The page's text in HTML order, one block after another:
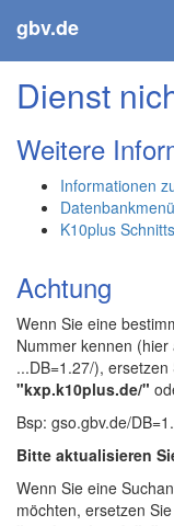
gbv.de
Dienst
Weitere
Informationen
Datenbankmenü
K10plus
Achtung
Wenn Sie eine
Nummer kennen
...DB=1.27/),
"kxp.k10plus.de/"
Bsp: gso.gbv.de/
Bitte aktualisieren
Wenn Sie eine
möchten, ersetzen